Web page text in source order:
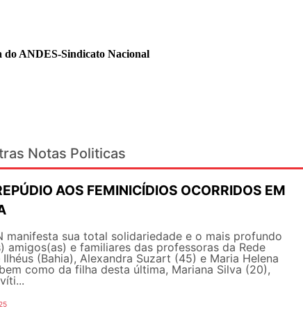
do ANDES-Sindicato Nacional
Notas Politicas
AOS FEMINICÍDIOS OCORRIDOS EM
manifesta sua total solidariedade e o mais profundo
amigos(as) e familiares das professoras da Rede
(Bahia), Alexandra Suzart (45) e Maria Helena
como da filha desta última, Mariana Silva (20),